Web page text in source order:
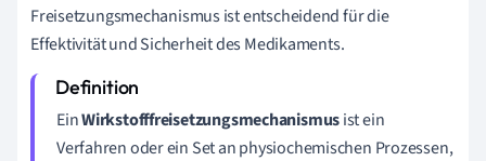
Freisetzungsmechanismus ist entscheidend für die
Effektivität und Sicherheit des Medikaments.
EinWirkstofffreisetzungsmechanismusist ein
Verfahren oder ein Set an physiochemischen Prozessen,